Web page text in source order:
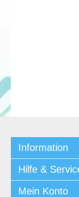
Information
Hilfe &
Mein Konto